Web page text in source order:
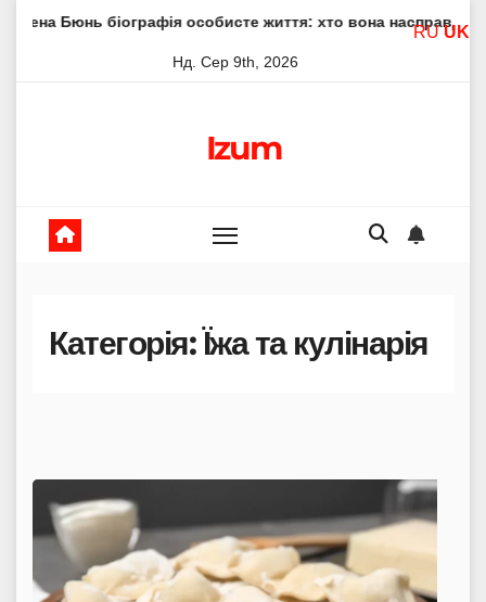
особисте життя: хто вона насправді Елена
Нд. Сер 9th, 2026
Izum
Категорія:Їжа та кулінарія
RU UK